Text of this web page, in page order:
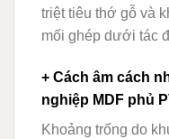
triệt tiêu thớ gỗ và
mối ghép dưới tác
+ Cách âm cách
nghiệp MDF phủ
Khoảng trống do